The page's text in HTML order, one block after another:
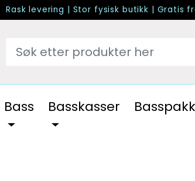
Rask levering | Stor fysisk butikk | Gratis
Bass Basskasser